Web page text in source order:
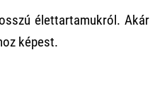
élettartamukról. Akár
képest.